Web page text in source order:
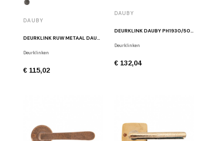
DAUBY
DEURKLINK RUW METAAL DAUBY PHL/50R RM
Deurklinken
€ 115,02
DAUBY
DEURKLINK DAUBY PH1930/50R ZWART
Deurklinken
€ 132,04